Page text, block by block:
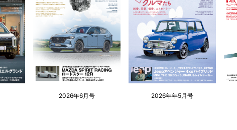
2026年6月号 2026年年5月号